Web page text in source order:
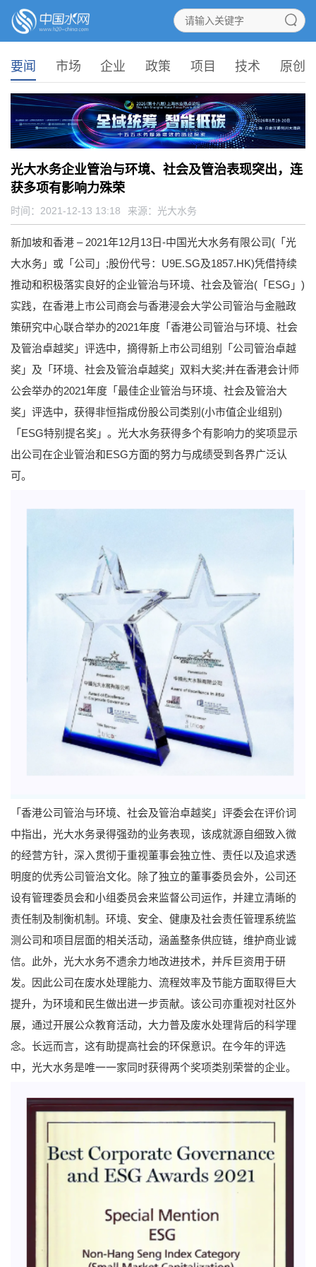
要闻 市场 企业 政策 项目 技术 原创
光大水务企业管治与环境、社会及管治表现突出，连
获多项有影响力殊荣
时间：2021-12-13 13:18 来源： 光大水务
新加坡和香港 – 2021年12月13日-中国光大水务有限公司(「光
大水务」或「公司」;股份代号：U9E.SG及1857.HK)凭借持续
推动和积极落实良好的企业管治与环境、社会及管治(「ESG」)
实践，在香港上市公司商会与香港浸会大学公司管治与金融政
策研究中心联合举办的2021年度「香港公司管治与环境、社会
及管治卓越奖」评选中，摘得新上市公司组别「公司管治卓越
奖」及「环境、社会及管治卓越奖」双料大奖;并在香港会计师
公会举办的2021年度「最佳企业管治与环境、社会及管治大
奖」评选中，获得非恒指成份股公司类别(小市值企业组别)
「ESG特别提名奖」。光大水务获得多个有影响力的奖项显示
出公司在企业管治和ESG方面的努力与成绩受到各界广泛认
可。
「香港公司管治与环境、社会及管治卓越奖」评委会在评价词
中指出，光大水务录得强劲的业务表现，该成就源自细致入微
的经营方针，深入贯彻于重视董事会独立性、责任以及追求透
明度的优秀公司管治文化。除了独立的董事委员会外，公司还
设有管理委员会和小组委员会来监督公司运作，并建立清晰的
责任制及制衡机制。环境、安全、健康及社会责任管理系统监
测公司和项目层面的相关活动，涵盖整条供应链，维护商业诚
信。此外，光大水务不遗余力地改进技术，并斥巨资用于研
发。因此公司在废水处理能力、流程效率及节能方面取得巨大
提升，为环境和民生做出进一步贡献。该公司亦重视对社区外
展，通过开展公众教育活动，大力普及废水处理背后的科学理
念。长远而言，这有助提高社会的环保意识。在今年的评选
中，光大水务是唯一一家同时获得两个奖项类别荣誉的企业。